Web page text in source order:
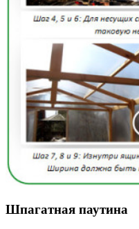
Шпагатная паутина